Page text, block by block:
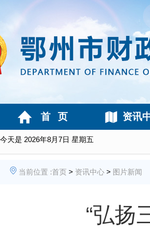
今天是 2026年8月7日 星期五
首 页 资讯
当前位置 :首页 > 资讯中心 > 图片新闻
“弘扬